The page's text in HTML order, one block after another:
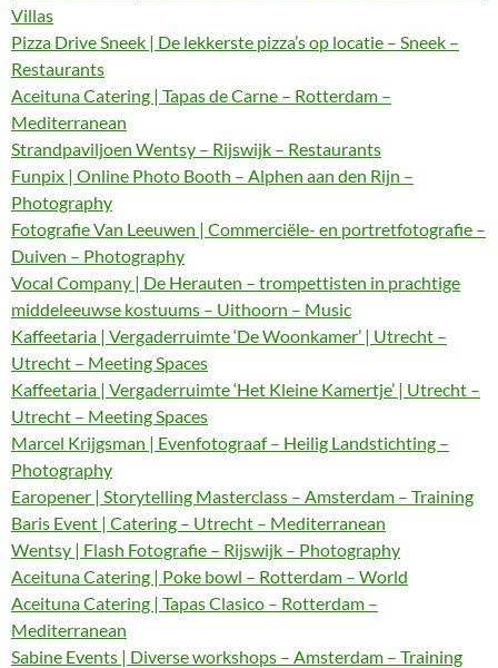
Villas
Pizza Drive Sneek | De lekkerste pizza’s op locatie – Sneek –
Restaurants
Aceituna Catering | Tapas de Carne – Rotterdam –
Mediterranean
Strandpaviljoen Wentsy – Rijswijk – Restaurants
Funpix | Online Photo Booth – Alphen aan den Rijn –
Photography
Fotografie Van Leeuwen | Commerciële- en portretfotografie –
Duiven – Photography
Vocal Company | De Herauten – trompettisten in prachtige
middeleeuwse kostuums – Uithoorn – Music
Kaffeetaria | Vergaderruimte ‘De Woonkamer’ | Utrecht –
Utrecht – Meeting Spaces
Kaffeetaria | Vergaderruimte ‘Het Kleine Kamertje’ | Utrecht –
Utrecht – Meeting Spaces
Marcel Krijgsman | Evenfotograaf – Heilig Landstichting –
Photography
Earopener | Storytelling Masterclass – Amsterdam – Training
Baris Event | Catering – Utrecht – Mediterranean
Wentsy | Flash Fotografie – Rijswijk – Photography
Aceituna Catering | Poke bowl – Rotterdam – World
Aceituna Catering | Tapas Clasico – Rotterdam –
Mediterranean
Sabine Events | Diverse workshops – Amsterdam – Training